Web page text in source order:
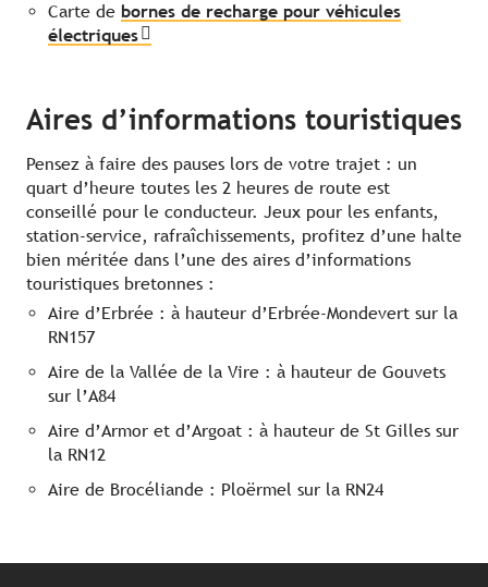
Carte de bornes de recharge pour véhicules
électriques
Aires d’informations touristiques
Pensez à faire des pauses lors de votre trajet : un
quart d’heure toutes les 2 heures de route est
conseillé pour le conducteur. Jeux pour les enfants,
station-service, rafraîchissements, profitez d’une halte
bien méritée dans l’une des aires d’informations
touristiques bretonnes :
Aire d’Erbrée : à hauteur d’Erbrée-Mondevert sur la
RN157
Aire de la Vallée de la Vire : à hauteur de Gouvets
sur l’A84
Aire d’Armor et d’Argoat : à hauteur de St Gilles sur
la RN12
Aire de Brocéliande : Ploërmel sur la RN24